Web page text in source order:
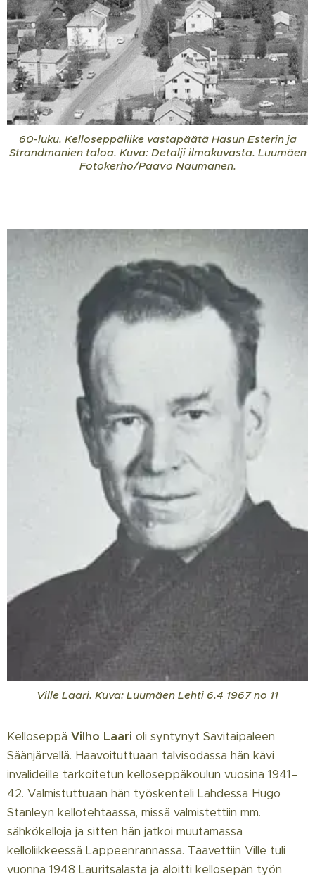
60-luku. Kelloseppäliike vastapäätä Hasun Esterin ja
Strandmanien taloa. Kuva: Detalji ilmakuvasta. Luumäen
Fotokerho/Paavo Naumanen.
Ville Laari. Kuva: Luumäen Lehti 6.4 1967 no 11
Kelloseppä Vilho Laari oli syntynyt Savitaipaleen
Säänjärvellä. Haavoituttuaan talvisodassa hän kävi
invalideille tarkoitetun kelloseppäkoulun vuosina 1941–
42. Valmistuttuaan hän työskenteli Lahdessa Hugo
Stanleyn kellotehtaassa, missä valmistettiin mm.
sähkökelloja ja sitten hän jatkoi muutamassa
kelloliikkeessä Lappeenrannassa. Taavettiin Ville tuli
vuonna 1948 Lauritsalasta ja aloitti kellosepän työn